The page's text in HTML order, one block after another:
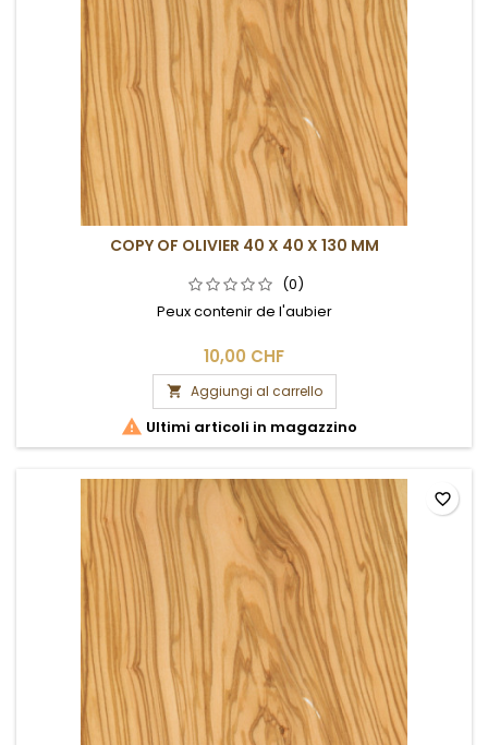
COPY OF OLIVIER 40 X 40 X 130 MM
(0)
Peux contenir de l'aubier
10,00 CHF
 Aggiungi al carrello
 Ultimi articoli in magazzino
favorite_border